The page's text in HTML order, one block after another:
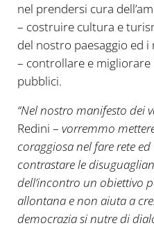
nel prendersi cura
– costruire cultura e
del nostro paesaggio ed
– controllare e migliorare
pubblici.
“Nel nostro manifesto dei
Redini – vorremmo
coraggiosa nel fare rete
contrastare le
dell’incontro un obiettivo
allontana e non aiuta a
democrazia si nutre di